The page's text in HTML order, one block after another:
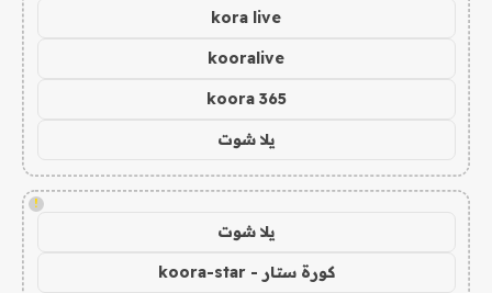
kora live
kooralive
koora 365
يلا شوت
!
يلا شوت
كورة ستار - koora-star